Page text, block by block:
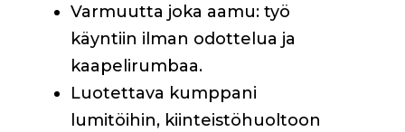
Varmuutta joka aamu: työ
käyntiin ilman odottelua ja
kaapelirumbaa.
Luotettava kumppani
lumitöihin, kiinteistöhuoltoon